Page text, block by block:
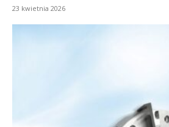
23 kwietnia 2026